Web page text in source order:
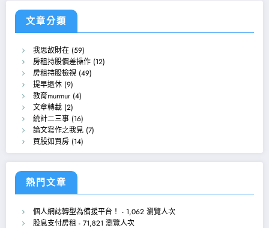
文章分類
我思故財在 (59)
房租持股價差操作 (12)
房租持股檢視 (49)
提早退休 (9)
教育murmur (4)
文章轉載 (2)
統計二三事 (16)
論文寫作之我見 (7)
買股如買房 (14)
熱門文章
個人網誌轉型為備援平台！ - 1,062 瀏覽人次
股息支付房租 - 71,821 瀏覽人次